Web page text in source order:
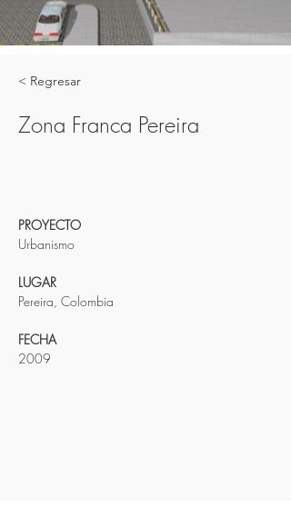
< Regresar
Zona Franca Pereira
PROYECTO
Urbanismo
LUGAR
Pereira, Colombia
FECHA
2009